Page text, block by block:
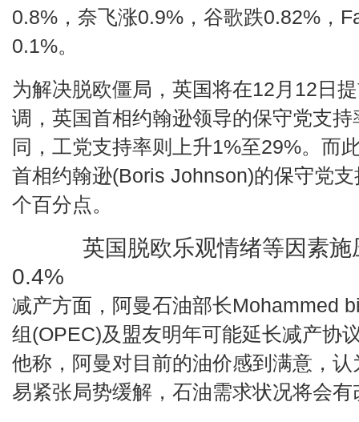
0.8%，奈飞涨0.9%，谷歌跌0.82%，
0.1%。
为解决脱欧僵局，英国将在12月12日
调，英国首相约翰逊领导的保守党支
同，工党支持率则上升1%至29%。而
首相约翰逊(Boris Johnson)的保守党
个百分点。
英国脱欧乐观情绪等因素施
0.4%
减产方面，阿曼石油部长Mohammed
组(OPEC)及盟友明年可能延长减产协
他称，阿曼对目前的油价感到满意，
易紧张局势缓解，石油需求状况将会有